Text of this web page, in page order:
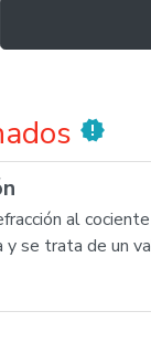
new_releases
al
se trata de un